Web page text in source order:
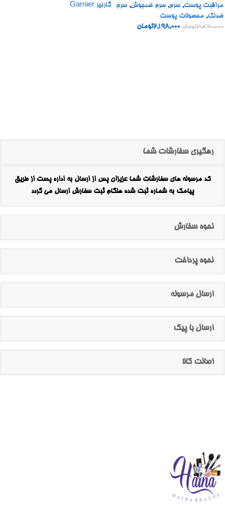
مراقبت پوست, سرم, سرم ضدجوش, سرم
ضدلک, محصولات پوست
3,420,000تومان 2,198,000تومان
گارنیر Garnier
رهگیری سفارشات شما
کد مرسوله های سفارشات شما عزیزان پس از ارسال به اداره پست از طریق
پیامک به شماره ثبت شده هنگام ثبت سفارش ارسال می گردد
نحوه سفارش
نحوه پرداخت
ارسال مرسوله
ارسال با پیک
اصالت کالا